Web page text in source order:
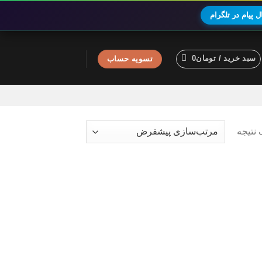
پیام در تلگرام
سبد خرید / تومان0 تسویه حساب